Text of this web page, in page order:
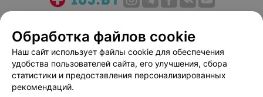
Медицинский маркетинг
Публичный договор
Пользовательское соглашение
Способы оплаты
Вакансии
Партнеры
Написать руководителю 103.by
Обработка файлов cookie
Наш сайт использует файлы cookie для обеспечения
удобства пользователей сайта, его улучшения, сбора
статистики и предоставления персонализированных
рекомендаций.